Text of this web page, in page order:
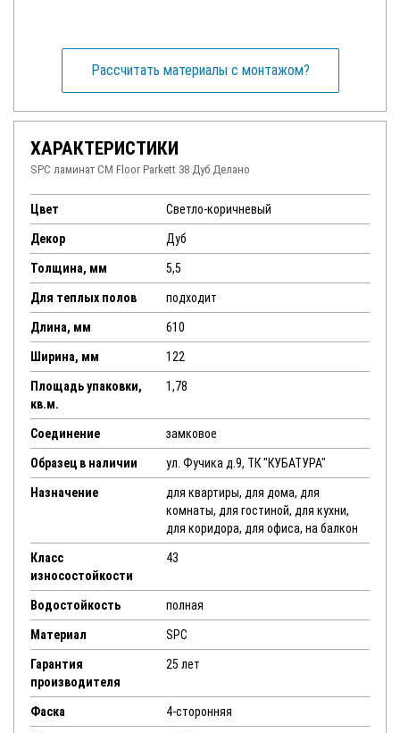
Рассчитать материалы с монтажом?
ХАРАКТЕРИСТИКИ
SPC ламинат CM Floor Parkett 38 Дуб Делано
Цвет Светло-коричневый
Декор Дуб
Толщина, мм 5,5
Для теплых полов подходит
Длина, мм 610
Ширина, мм 122
Площадь упаковки,
кв.м.
1,78
Соединение замковое
Образец в наличии ул. Фучика д.9, ТК "КУБАТУРА"
Назначение
для квартиры, для дома, для
комнаты, для гостиной, для кухни,
для коридора, для офиса, на балкон
Класс
износостойкости
43
Водостойкость полная
Материал SPC
Гарантия
производителя
25 лет
Фаска 4-сторонняя